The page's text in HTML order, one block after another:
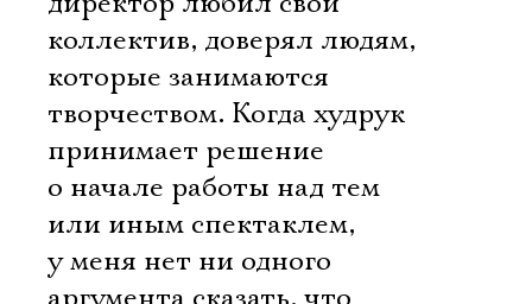
коллектив, доверял людям,
которые занимаются
творчеством. Когда худрук
принимает решение
о начале работы над тем
или иным спектаклем,
у меня нет ни одного